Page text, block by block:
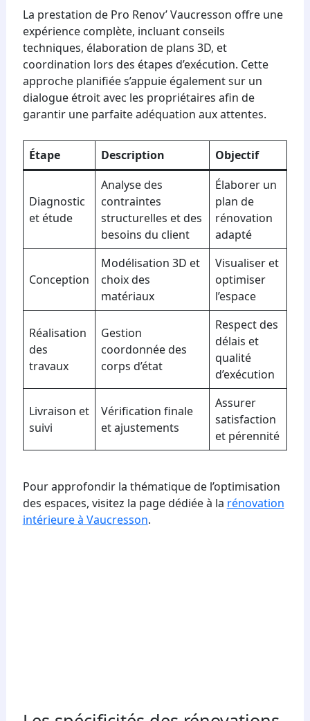
La prestation de Pro Renov’ Vaucresson offre une
expérience complète, incluant conseils
techniques, élaboration de plans 3D, et
coordination lors des étapes d’exécution. Cette
approche planifiée s’appuie également sur un
dialogue étroit avec les propriétaires afin de
garantir une parfaite adéquation aux attentes.
Étape Description Objectif
Diagnostic
et étude
Analyse des
contraintes
structurelles et des
besoins du client
Élaborer un
plan de
rénovation
adapté
Conception
Modélisation 3D et
choix des
matériaux
Visualiser et
optimiser
l’espace
Réalisation
des
travaux
Gestion
coordonnée des
corps d’état
Respect des
délais et
qualité
d’exécution
Livraison et
suivi
Vérification finale
et ajustements
Assurer
satisfaction
et pérennité
Pour approfondir la thématique de l’optimisation
des espaces, visitez la page dédiée à la rénovation
intérieure à Vaucresson.